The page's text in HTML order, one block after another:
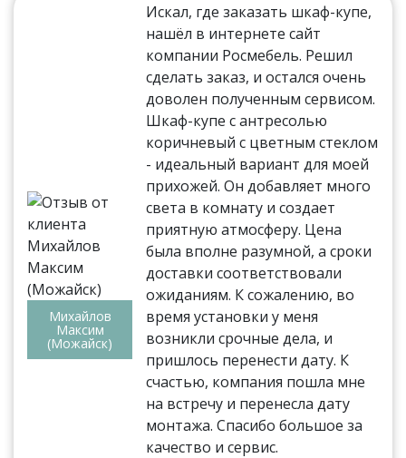
Михайлов
Максим
(Можайск)
Искал, где заказать шкаф-купе,
нашёл в интернете сайт
компании Росмебель. Решил
сделать заказ, и остался очень
доволен полученным сервисом.
Шкаф-купе с антресолью
коричневый с цветным стеклом
- идеальный вариант для моей
прихожей. Он добавляет много
света в комнату и создает
приятную атмосферу. Цена
была вполне разумной, а сроки
доставки соответствовали
ожиданиям. К сожалению, во
время установки у меня
возникли срочные дела, и
пришлось перенести дату. К
счастью, компания пошла мне
на встречу и перенесла дату
монтажа. Спасибо большое за
качество и сервис.